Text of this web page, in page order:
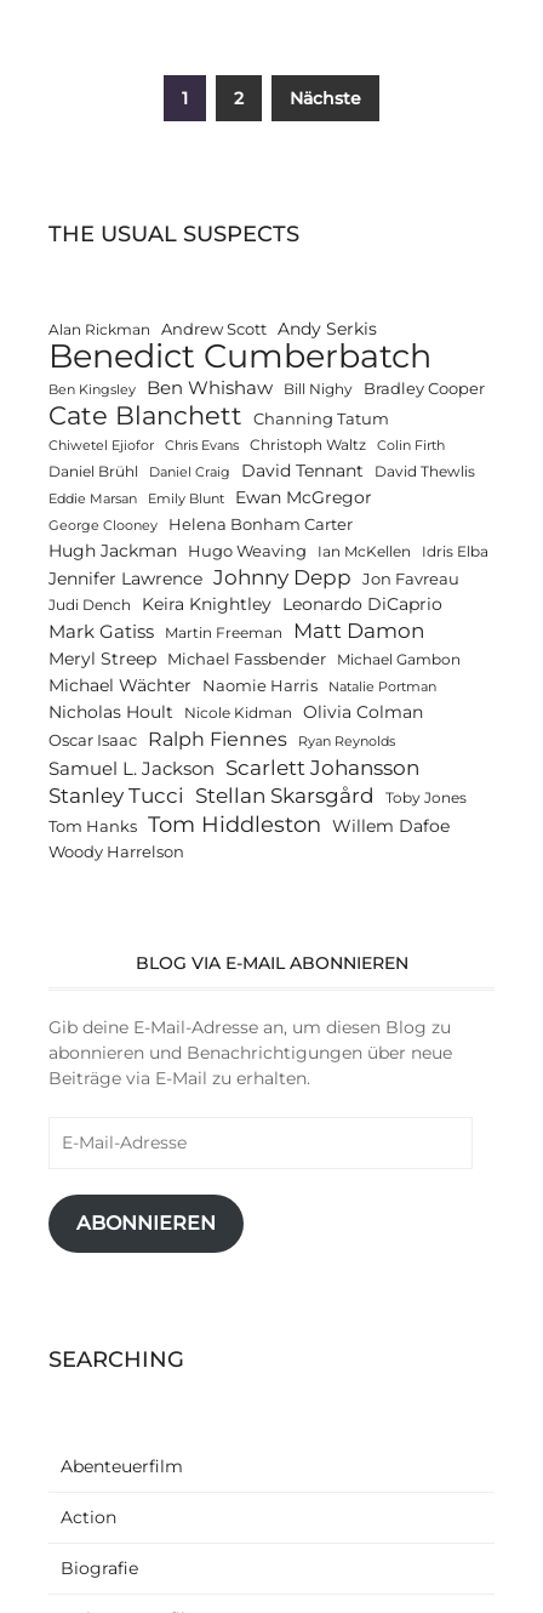
Seitennummerierung
1 2 Nächste
THE USUAL SUSPECTS
Alan Rickman Andrew Scott Andy Serkis
Benedict Cumberbatch
Ben Kingsley Ben Whishaw Bill Nighy Bradley Cooper
Cate Blanchett Channing Tatum
Chiwetel Ejiofor Chris Evans Christoph Waltz Colin Firth
Daniel Brühl Daniel Craig David Tennant David Thewlis
Eddie Marsan Emily Blunt Ewan McGregor
George Clooney Helena Bonham Carter
Hugh Jackman Hugo Weaving Ian McKellen Idris Elba
Jennifer Lawrence Johnny Depp Jon Favreau
Judi Dench Keira Knightley Leonardo DiCaprio
Mark Gatiss Martin Freeman Matt Damon
Meryl Streep Michael Fassbender Michael Gambon
Michael Wächter Naomie Harris Natalie Portman
Nicholas Hoult Nicole Kidman Olivia Colman
Oscar Isaac Ralph Fiennes Ryan Reynolds
Samuel L. Jackson Scarlett Johansson
Stanley Tucci Stellan Skarsgård Toby Jones
Tom Hanks Tom Hiddleston Willem Dafoe
Woody Harrelson
BLOG VIA E-MAIL ABONNIEREN
Gib deine E-Mail-Adresse an, um diesen Blog zu
abonnieren und Benachrichtigungen über neue
Beiträge via E-Mail zu erhalten.
Mail-
ABONNIEREN
SEARCHING
Abenteuerfilm
Action
Biografie